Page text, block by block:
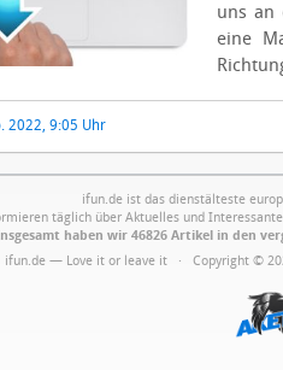
uns an
eine
2022, 9:05 Uhr
ifun.de ist das dienstälteste
täglich über Aktuelles und
haben wir 46826 Artikel in den
ifun.de — Love it or leave it · Copyright ©